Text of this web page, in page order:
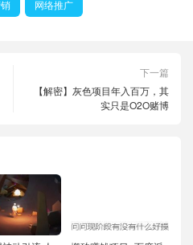
网络推广
下一篇
【解密】灰色项目年入百万，其
实只是O2O赌博